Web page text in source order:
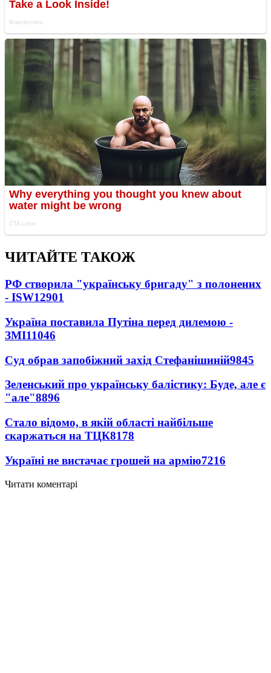
ЧИТАЙТЕ ТАКОЖ
РФ створила "українську бригаду" з полонених
- ISW12901
Україна поставила Путіна перед дилемою -
ЗМІ11046
Суд обрав запобіжний захід Стефанішиній9845
Зеленський про українську балістику: Буде, але є
"але"8896
Стало відомо, в якій області найбільше
скаржаться на ТЦК8178
Україні не вистачає грошей на армію7216
Читати коментарі